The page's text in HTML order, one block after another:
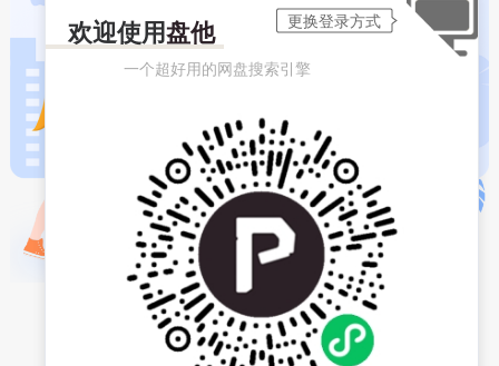
欢迎使用盘他
一个超好用的网盘搜索引擎